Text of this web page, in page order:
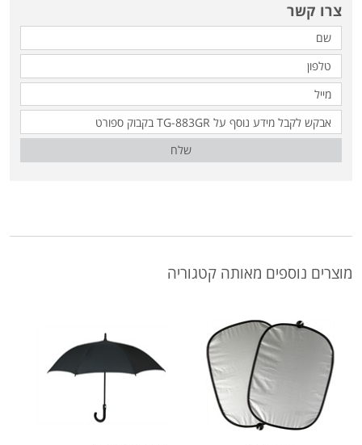
צרו קשר
שלח
מוצרים נוספים מאותה קטגוריה